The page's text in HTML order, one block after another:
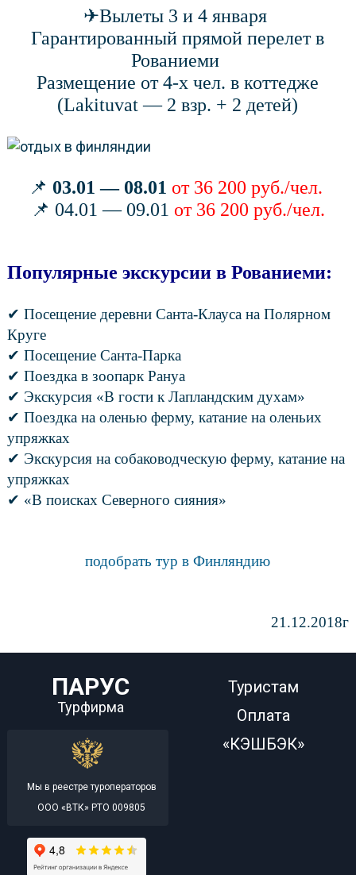
✈Вылеты 3 и 4 января
Гарантированный прямой перелет в
Рованиеми
Размещение от 4-х чел. в коттедже
(Lakituvat — 2 взр. + 2 детей)
📌 03.01 — 08.01 от 36 200 руб./чел.
📌 04.01 — 09.01 от 36 200 руб./чел.
Популярные экскурсии в Рованиеми:
✔ Посещение деревни Санта-Клауса на Полярном
Круге
✔ Посещение Санта-Парка
✔ Поездка в зоопарк Рануа
✔ Экскурсия «В гости к Лапландским духам»
✔ Поездка на оленью ферму, катание на оленьих
упряжках
✔ Экскурсия на собаководческую ферму, катание на
упряжках
✔ «В поисках Северного сияния»
подобрать тур в Финляндию
21.12.2018г
ПАРУС
Турфирма
Мы в реестре туроператоров
ООО «ВТК» РТО 009805
Туристам
Оплата
«КЭШБЭК»